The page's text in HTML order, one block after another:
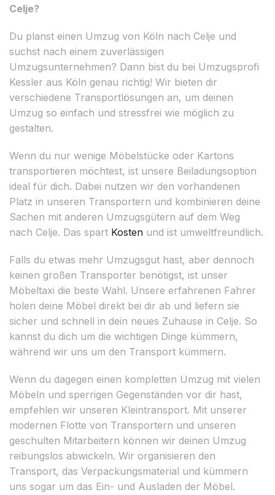
Celje?
Du planst einen Umzug von Köln nach Celje und
suchst nach einem zuverlässigen
Umzugsunternehmen? Dann bist du bei Umzugsprofi
Kessler aus Köln genau richtig! Wir bieten dir
verschiedene Transportlösungen an, um deinen
Umzug so einfach und stressfrei wie möglich zu
gestalten.
Wenn du nur wenige Möbelstücke oder Kartons
transportieren möchtest, ist unsere Beiladungsoption
ideal für dich. Dabei nutzen wir den vorhandenen
Platz in unseren Transportern und kombinieren deine
Sachen mit anderen Umzugsgütern auf dem Weg
nach Celje. Das spart Kosten und ist umweltfreundlich.
Falls du etwas mehr Umzugsgut hast, aber dennoch
keinen großen Transporter benötigst, ist unser
Möbeltaxi die beste Wahl. Unsere erfahrenen Fahrer
holen deine Möbel direkt bei dir ab und liefern sie
sicher und schnell in dein neues Zuhause in Celje. So
kannst du dich um die wichtigen Dinge kümmern,
während wir uns um den Transport kümmern.
Wenn du dagegen einen kompletten Umzug mit vielen
Möbeln und sperrigen Gegenständen vor dir hast,
empfehlen wir unseren Kleintransport. Mit unserer
modernen Flotte von Transportern und unseren
geschulten Mitarbeitern können wir deinen Umzug
reibungslos abwickeln. Wir organisieren den
Transport, das Verpackungsmaterial und kümmern
uns sogar um das Ein- und Ausladen der Möbel.